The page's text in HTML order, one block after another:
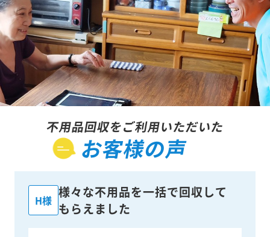
不用品回収をご利用いただいた
お客様の声
H様
様々な不用品を一括で回収して
もらえました